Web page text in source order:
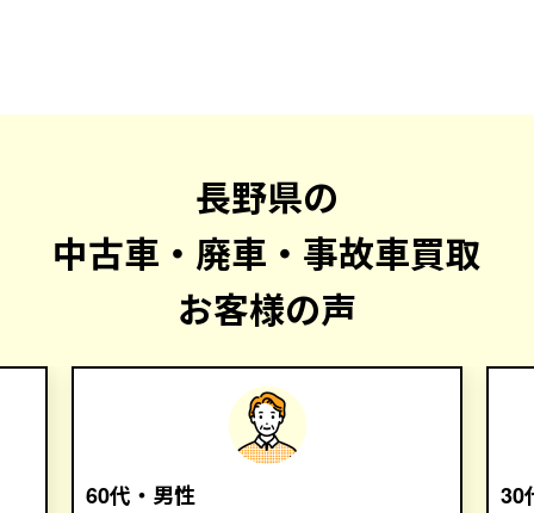
長野県の
中古車・廃車・事故車買取
お客様の声
60代・男性
30